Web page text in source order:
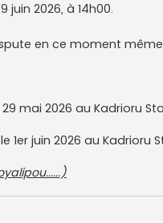
juin 2026, à 14h00.
en ce moment même
mai 2026 au Kadrioru
1er juin 2026 au Kadrioru